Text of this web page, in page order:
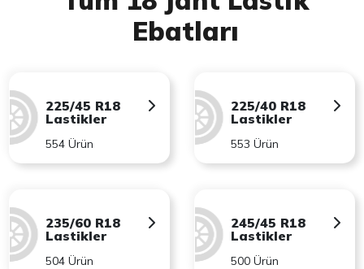
Ebatları
225/45 R18
Lastikler
554 Ürün
225/40 R18
Lastikler
553 Ürün
235/60 R18
Lastikler
504 Ürün
245/45 R18
Lastikler
500 Ürün